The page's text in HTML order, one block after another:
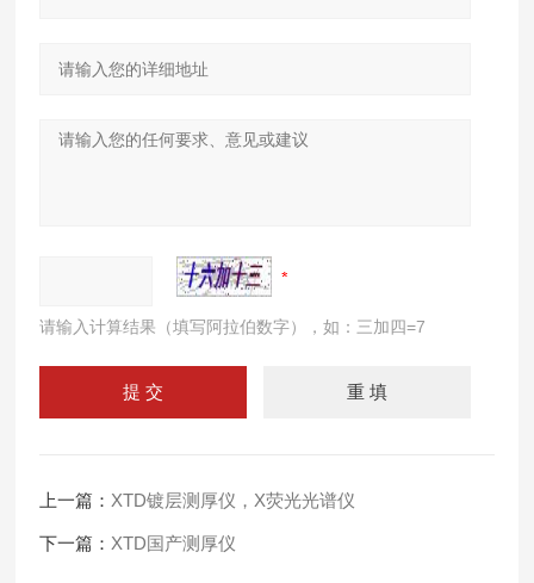
请输入计算结果（填写阿拉伯数字），如：三加四=7
上一篇： XTD镀层测厚仪，X荧光光谱仪
下一篇： XTD国产测厚仪